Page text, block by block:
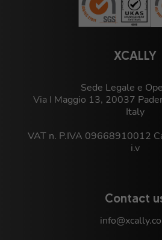
XCALLY
Sede Legale e
Via I Maggio 13, 20037
Italy
VAT n. P.IVA 09668910012
i.v
Contact